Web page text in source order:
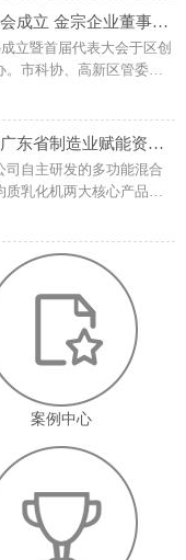
肇庆高新区科学技术协会成立 金宗企业董事长钟日强当选副主席
立暨首届代表大会于区创
。市科协、高新区管委会
及金宗机械等企业代表
金宗企业两项产品入选广东省制造业赋能资源名录
自主研发的多功能混合
乳化机两大核心产品凭
顺利通过遴选，标志着
案例中心